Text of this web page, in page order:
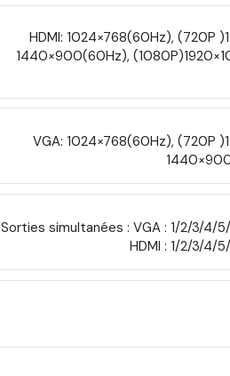
HDMI: 1024×768(60Hz), (720P
1440×900(60Hz),
VGA: 1024×768(60Hz), (720P
Sorties simultanées : VGA : 1/2/3/4/
HDMI : 1/2/3/4/